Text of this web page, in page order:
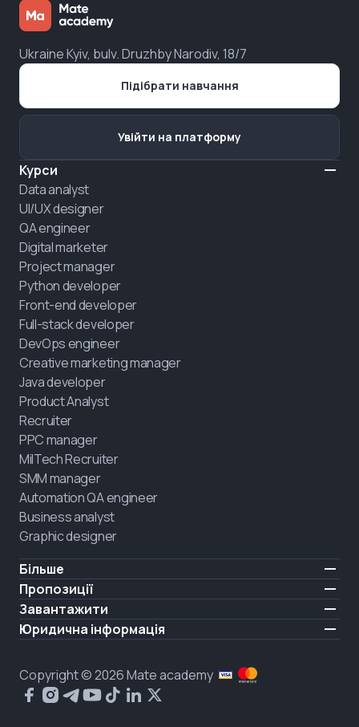
Ukraine Kyiv, bulv. Druzhby Narodiv, 18/7
Курси
Data analyst
UI/UX designer
QA engineer
Digital marketer
Project manager
Python developer
Front-end developer
Full-stack developer
DevOps engineer
Creative marketing manager
Java developer
Product Analyst
Recruiter
PPC manager
MilTech Recruiter
SMM manager
Automation QA engineer
Business analyst
Graphic designer
Більше
Ціни
Відгуки
Про нас
Блог
Стан ринку IT
Питання і відповіді про IT
Пропозиції
IT для ветеранів
Найняти випускника
Навчання повного дня
Завантажити
iOS
Юридична інформація
Політика конфіденційності
Політика cookies
Публічний договір
Підібрати навчання
Увійти на платформу
Copyright © 2026 Mate academy